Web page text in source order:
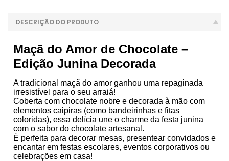
DESCRIÇÃO DO PRODUTO
Maçã do Amor de Chocolate –
Edição Junina Decorada
A tradicional maçã do amor ganhou uma repaginada
irresistível para o seu arraiá!
Coberta com chocolate nobre e decorada à mão com
elementos caipiras (como bandeirinhas e fitas
coloridas), essa delícia une o charme da festa junina
com o sabor do chocolate artesanal.
É perfeita para decorar mesas, presentear convidados e
encantar em festas escolares, eventos corporativos ou
celebrações em casa!